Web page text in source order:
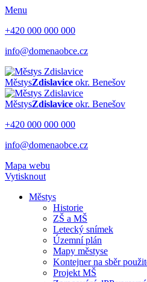
Menu
+420 000 000 000
info@domenaobce.cz
MěstysZdislavice okr. Benešov
MěstysZdislavice okr. Benešov
+420 000 000 000
info@domenaobce.cz
Mapa webu
Vytisknout
Městys
Historie
ZŠ a MŠ
Letecký snímek
Územní plán
Mapy městyse
Kontejner na sběr
Projekt MŠ